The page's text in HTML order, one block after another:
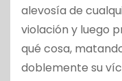
alevosía de
violación y luego
qué cosa,
doblemente su